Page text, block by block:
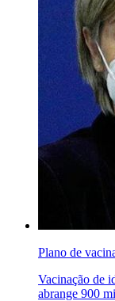
Plano de
Vacinação de
abrange 900